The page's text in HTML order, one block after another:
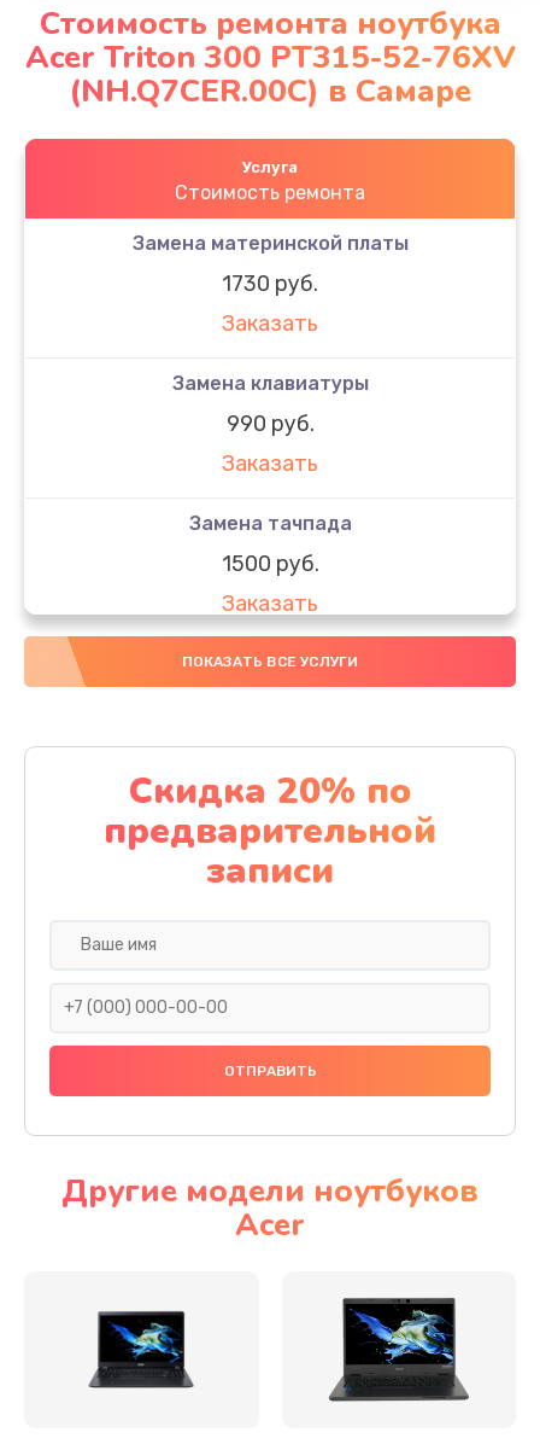
Стоимость ремонта ноутбука
Acer Triton 300 PT315-52-76XV
(NH.Q7CER.00C) в Самаре
Услуга
Стоимость ремонта
Замена материнской платы
1730 руб.
Заказать
Замена клавиатуры
990 руб.
Заказать
Замена тачпада
1500 руб.
Заказать
Замена южного моста
Заказать
Чистка от пыли
1060 руб.
Заказать
Ремонт подсветки
Настройка BIOS
Замена видеочипа
ПОКАЗАТЬ ВСЕ УСЛУГИ
Скидка 20% по
предварительной
записи
Другие модели ноутбуков
Acer